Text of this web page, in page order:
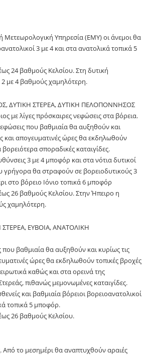
Μετεωρολογική Υπηρεσία (ΕΜΥ) οι άνεμοι θα
3 με 4 και στα ανατολικά τοπικά 5
24 βαθμούς Κελσίου. Στη δυτική
με 4 βαθμούς χαμηλότερη.
ΔΥΤΙΚΗ ΣΤΕΡΕΑ, ΔΥΤΙΚΗ ΠΕΛΟΠΟΝΝΗΣΟΣ
με λίγες πρόσκαιρες νεφώσεις στα βόρεια.
που βαθμιαία θα αυξηθούν και
και απογευματινές ώρες θα εκδηλωθούν
σποραδικές καταιγίδες.
3 με 4 μποφόρ και στα νότια δυτικοί
γρήγορα θα στραφούν σε βορειοδυτικούς 3
στο βόρειο Ιόνιο τοπικά 6 μποφόρ
26 βαθμούς Κελσίου. Στην Ήπειρο η
χαμηλότερη.
ΕΥΒΟΙΑ, ΑΝΑΤΟΛΙΚΗ
που βαθμιαία θα αυξηθούν και κυρίως τις
ώρες θα εκδηλωθούν τοπικές βροχές
καθώς και στα ορεινά της
πιθανώς μεμονωμένες καταιγίδες.
και βαθμιαία βόρειοι βορειοανατολικοί
τοπικά 5 μποφόρ.
26 βαθμούς Κελσίου.
Από το μεσημέρι θα αναπτυχθούν αραιές